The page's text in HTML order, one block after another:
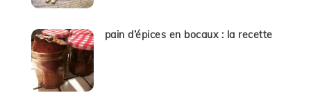
pain d’épices en bocaux : la recette